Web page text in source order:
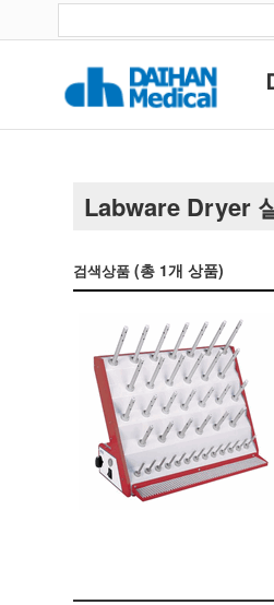
Labware Dryer
검색상품 (총 1개 상품)